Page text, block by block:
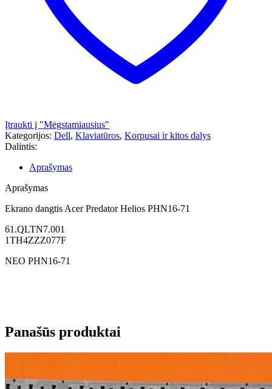
Įtraukti į "Mėgstamiausius"
Kategorijos: Dell, Klaviatūros, Korpusai ir kitos dalys
Dalintis:
Aprašymas
Aprašymas
Ekrano dangtis Acer Predator Helios PHN16-71
61.QLTN7.001
1TH4ZZZ077F
NEO PHN16-71
Panašūs produktai